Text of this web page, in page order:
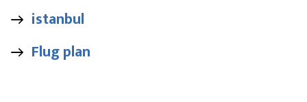
istanbul
Flug plan